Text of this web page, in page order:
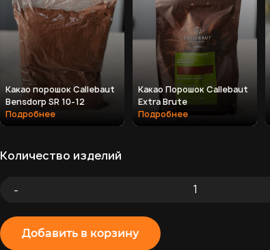
Какао порошок Callebaut
Bensdorp SR 10-12
Подробнее
Какао Порошок Callebaut
Extra Brute
Подробнее
Количество изделий
-
Добавить в корзину